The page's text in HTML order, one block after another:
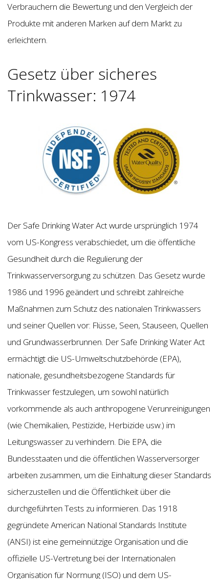
Verbrauchern die Bewertung und den Vergleich der
Produkte mit anderen Marken auf dem Markt zu
erleichtern.
Gesetz über sicheres
Trinkwasser: 1974
Der Safe Drinking Water Act wurde ursprünglich 1974
vom US-Kongress verabschiedet, um die öffentliche
Gesundheit durch die Regulierung der
Trinkwasserversorgung zu schützen. Das Gesetz wurde
1986 und 1996 geändert und schreibt zahlreiche
Maßnahmen zum Schutz des nationalen Trinkwassers
und seiner Quellen vor: Flüsse, Seen, Stauseen, Quellen
und Grundwasserbrunnen. Der Safe Drinking Water Act
ermächtigt die US-Umweltschutzbehörde (EPA),
nationale, gesundheitsbezogene Standards für
Trinkwasser festzulegen, um sowohl natürlich
vorkommende als auch anthropogene Verunreinigungen
(wie Chemikalien, Pestizide, Herbizide usw.) im
Leitungswasser zu verhindern. Die EPA, die
Bundesstaaten und die öffentlichen Wasserversorger
arbeiten zusammen, um die Einhaltung dieser Standards
sicherzustellen und die Öffentlichkeit über die
durchgeführten Tests zu informieren. Das 1918
gegründete American National Standards Institute
(ANSI) ist eine gemeinnützige Organisation und die
offizielle US-Vertretung bei der Internationalen
Organisation für Normung (ISO) und dem US-